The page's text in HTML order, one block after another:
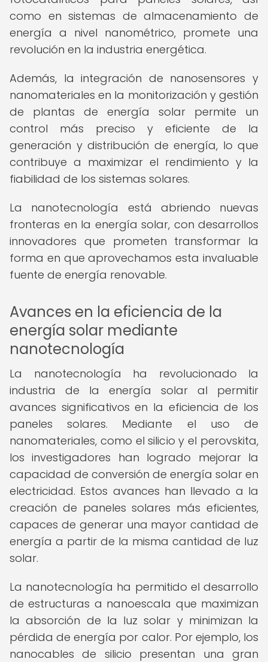
como en sistemas de almacenamiento de
energía a nivel nanométrico, promete una
revolución en la industria energética.
Además, la integración de nanosensores y
nanomateriales en la monitorización y gestión
de plantas de energía solar permite un
control más preciso y eficiente de la
generación y distribución de energía, lo que
contribuye a maximizar el rendimiento y la
fiabilidad de los sistemas solares.
La nanotecnología está abriendo nuevas
fronteras en la energía solar, con desarrollos
innovadores que prometen transformar la
forma en que aprovechamos esta invaluable
fuente de energía renovable.
Avances en la eficiencia de la
energía solar mediante
nanotecnología
La nanotecnología ha revolucionado la
industria de la energía solar al permitir
avances significativos en la eficiencia de los
paneles solares. Mediante el uso de
nanomateriales, como el silicio y el perovskita,
los investigadores han logrado mejorar la
capacidad de conversión de energía solar en
electricidad. Estos avances han llevado a la
creación de paneles solares más eficientes,
capaces de generar una mayor cantidad de
energía a partir de la misma cantidad de luz
solar.
La nanotecnología ha permitido el desarrollo
de estructuras a nanoescala que maximizan
la absorción de la luz solar y minimizan la
pérdida de energía por calor. Por ejemplo, los
nanocables de silicio presentan una gran